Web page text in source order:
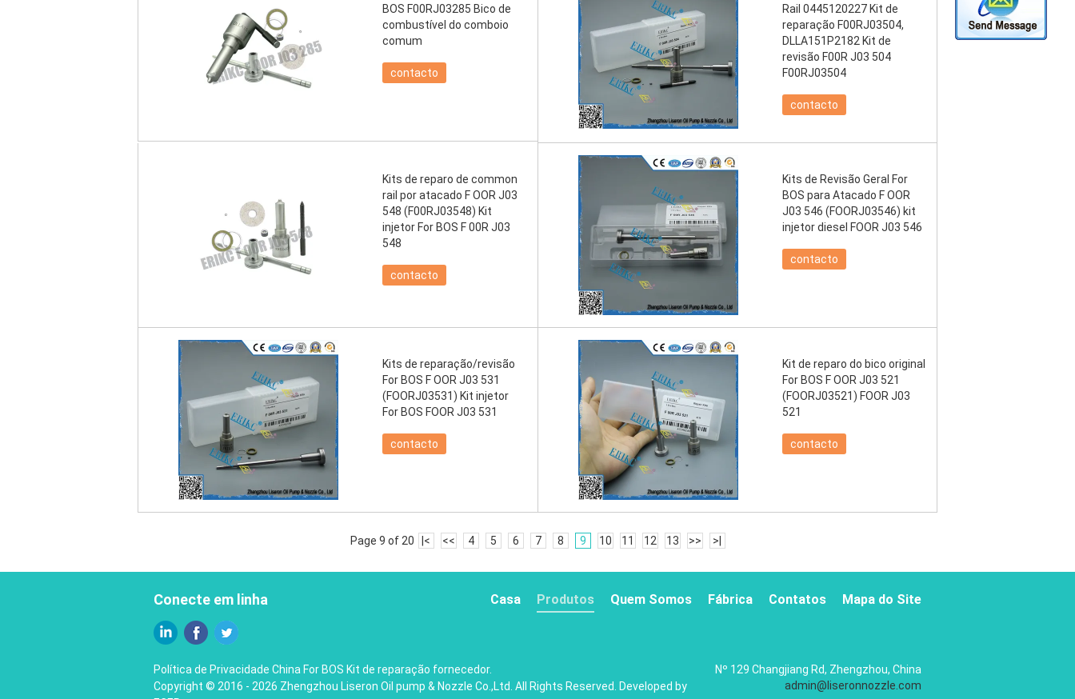
BOS F00RJ03285 Bico de
combustível do comboio
comum
contacto
Rail 0445120227 Kit de
reparação F00RJ03504,
DLLA151P2182 Kit de
revisão F00R J03 504
F00RJ03504
contacto
Kits de reparo de common
rail por atacado F OOR J03
548 (F00RJ03548) Kit
injetor For BOS F 00R J03
548
contacto
Kits de Revisão Geral For
BOS para Atacado F OOR
J03 546 (FOORJ03546) kit
injetor diesel FOOR J03 546
contacto
Kits de reparação/revisão
For BOS F OOR J03 531
(FOORJ03531) Kit injetor
For BOS FOOR J03 531
contacto
Kit de reparo do bico original
For BOS F OOR J03 521
(FOORJ03521) FOOR J03
521
contacto
Page 9 of 20 |< << 4 5 6 7 8 9 10 11 12 13 >> >|
Conecte em linha Mapa do Site
Contatos
Fábrica
Quem Somos
Produtos
Casa
Política de Privacidade China For BOS Kit de reparação fornecedor.
Copyright © 2016 - 2026 Zhengzhou Liseron Oil pump & Nozzle Co.,Ltd. All Rights Reserved. Developed by
Nº 129 Changjiang Rd, Zhengzhou, China
admin@liseronnozzle.com